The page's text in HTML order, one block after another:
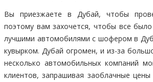
Вы приезжаете в Дубай, чтобы
поэтому вам захочется, чтобы все
лучшими автомобилями с шофером в
кувырком. Дубай огромен, и из-за
несколько автомобильных компаний
клиентов, запрашивая заоблачные